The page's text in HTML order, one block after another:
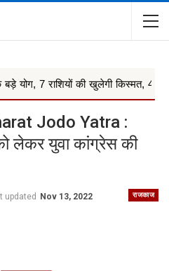
की खुलेगी किस्मत, 4 राशियों को
Jodo Yatra :
लेकर युवा कांग्रेस की
राजकाज
updated Nov 13, 2022